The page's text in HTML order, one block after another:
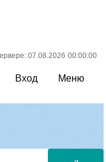
07.08.2026 00:00:00
Вход Меню